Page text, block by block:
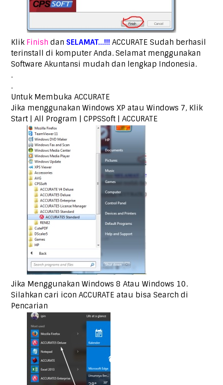
Klik Finish dan SELAMAT…!!! ACCURATE Sudah berhasil
terinstall di komputer Anda. Selamat menggunakan
Software Akuntansi mudah dan lengkap Indonesia.
.
.
Untuk Membuka ACCURATE
Jika menggunakan Windows XP atau Windows 7, Klik
Start | All Program | CPPSSoft | ACCURATE
Jika Menggunakan Windows 8 Atau Windows 10.
Silahkan cari icon ACCURATE atau bisa Search di
Pencarian